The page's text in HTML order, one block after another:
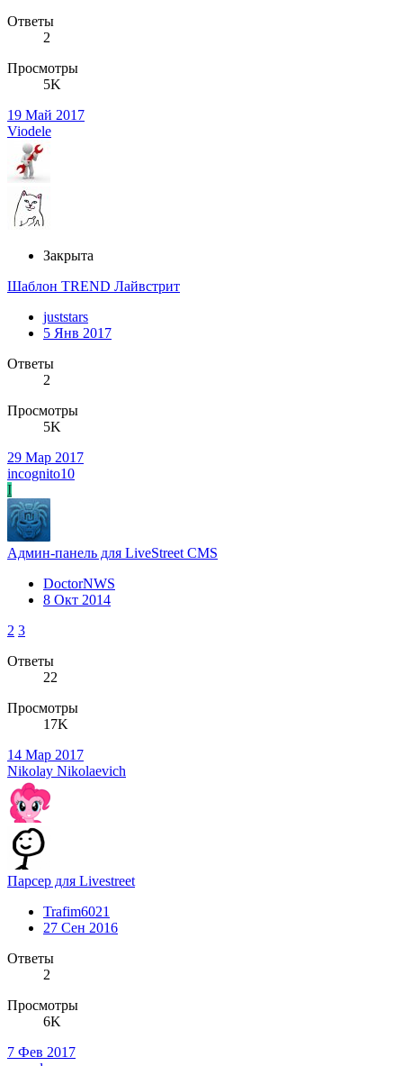
Ответы
2
Просмотры
5K
19 Май 2017
Viodele
Закрыта
Шаблон TREND Лайвстрит
juststars
5 Янв 2017
Ответы
2
Просмотры
5K
29 Мар 2017
incognito10
I
Админ-панель для LiveStreet CMS
DoctorNWS
8 Окт 2014
2 3
Ответы
22
Просмотры
17K
14 Мар 2017
Nikolay Nikolaevich
Парсер для Livestreet
Trafim6021
27 Сен 2016
Ответы
2
Просмотры
6K
7 Фев 2017